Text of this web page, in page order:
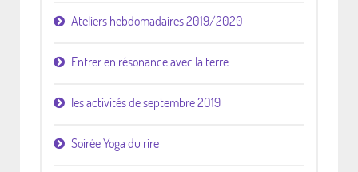
Ateliers hebdomadaires 2019/2020
Entrer en résonance avec la terre
les activités de septembre 2019
Soirée Yoga du rire